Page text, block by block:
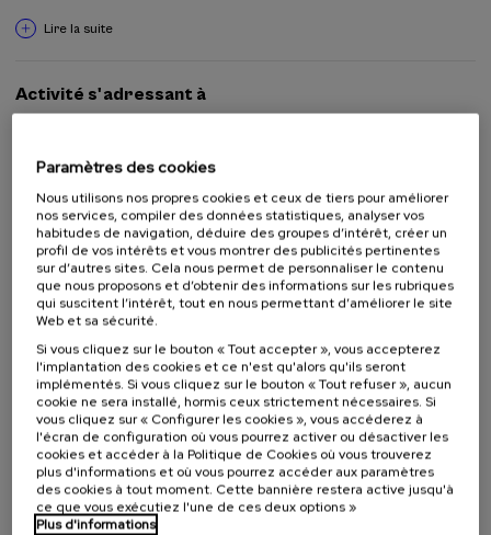
Lire la suite
Activité s'adressant à
Étudiants universitaires
Professeurs
Professionnels
En collaboration avec
Date d'échéance
Liste
d'attente
Enrollment deadline completed
Directeur(-
trice)
DIRECTEUR(-TRICE) DU COURS
Paramètres des cookies
Nous utilisons nos propres cookies et ceux de tiers pour améliorer
nos services, compiler des données statistiques, analyser vos
habitudes de navigation, déduire des groupes d’intérêt, créer un
profil de vos intérêts et vous montrer des publicités pertinentes
sur d’autres sites. Cela nous permet de personnaliser le contenu
que nous proposons et d’obtenir des informations sur les rubriques
qui suscitent l’intérêt, tout en nous permettant d’améliorer le site
Web et sa sécurité.
Si vous cliquez sur le bouton « Tout accepter », vous accepterez
l'implantation des cookies et ce n'est qu'alors qu'ils seront
implémentés. Si vous cliquez sur le bouton « Tout refuser », aucun
cookie ne sera installé, hormis ceux strictement nécessaires. Si
vous cliquez sur « Configurer les cookies », vous accéderez à
l'écran de configuration où vous pourrez activer ou désactiver les
cookies et accéder à la Politique de Cookies où vous trouverez
plus d'informations et où vous pourrez accéder aux paramètres
des cookies à tout moment. Cette bannière restera active jusqu'à
ce que vous exécutiez l'une de ces deux options »
Plus d'informations